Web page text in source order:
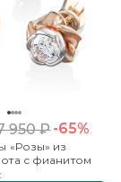
950₽-65%
«Розы» из
с фианитом